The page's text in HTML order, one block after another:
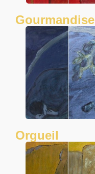
Gourmandise
Orgueil